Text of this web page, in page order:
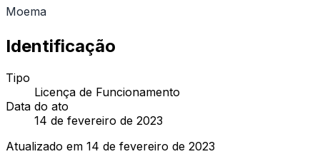
Moema
Identificação
Tipo
Licença de Funcionamento
Data do ato
14 de fevereiro de 2023
Atualizado em 14 de fevereiro de 2023